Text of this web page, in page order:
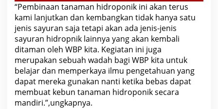
“Pembinaan tanaman hidroponik ini akan terus
kami lanjutkan dan kembangkan tidak hanya satu
jenis sayuran saja tetapi akan ada jenis-jenis
sayuran hidropnik lainnya yang akan kembali
ditaman oleh WBP kita. Kegiatan ini juga
merupakan sebuah wadah bagi WBP kita untuk
belajar dan memperkaya ilmu pengetahuan yang
dapat mereka gunakan nanti ketika bebas dapat
membuat kebun tanaman hidroponik secara
mandiri.”,ungkapnya.